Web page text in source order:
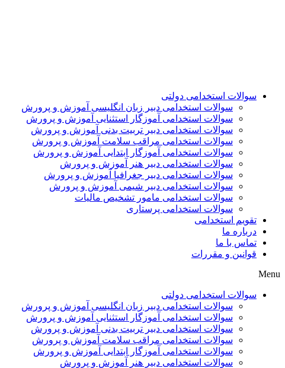
سوالات استخدامی دولتی
سوالات استخدامی دبیر زبان انگلیسی آموزش و پرورش
سوالات استخدامی آموزگار استثنایی آموزش و پرورش
سوالات استخدامی دبیر تربیت بدنی آموزش و پرورش
سوالات استخدامی مراقب سلامت آموزش و پرورش
سوالات استخدامی آموزگار ابتدایی آموزش و پرورش
سوالات استخدامی دبیر هنر آموزش و پرورش
سوالات استخدامی دبیر جغرافیا آموزش و پرورش
سوالات استخدامی دبیر شیمی آموزش و پرورش
سوالات استخدامی مامور تشخیص مالیات
سوالات استخدامی پرستاری
تقویم استخدامی
درباره ما
تماس با ما
قوانین و مقررات
Menu
سوالات استخدامی دولتی
سوالات استخدامی دبیر زبان انگلیسی آموزش و پرورش
سوالات استخدامی آموزگار استثنایی آموزش و پرورش
سوالات استخدامی دبیر تربیت بدنی آموزش و پرورش
سوالات استخدامی مراقب سلامت آموزش و پرورش
سوالات استخدامی آموزگار ابتدایی آموزش و پرورش
سوالات استخدامی دبیر هنر آموزش و پرورش